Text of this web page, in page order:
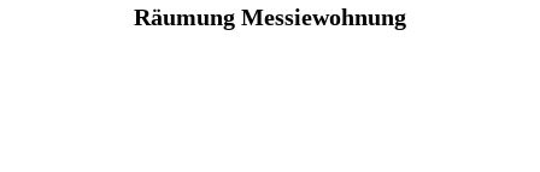
Räumung Messiewohnung